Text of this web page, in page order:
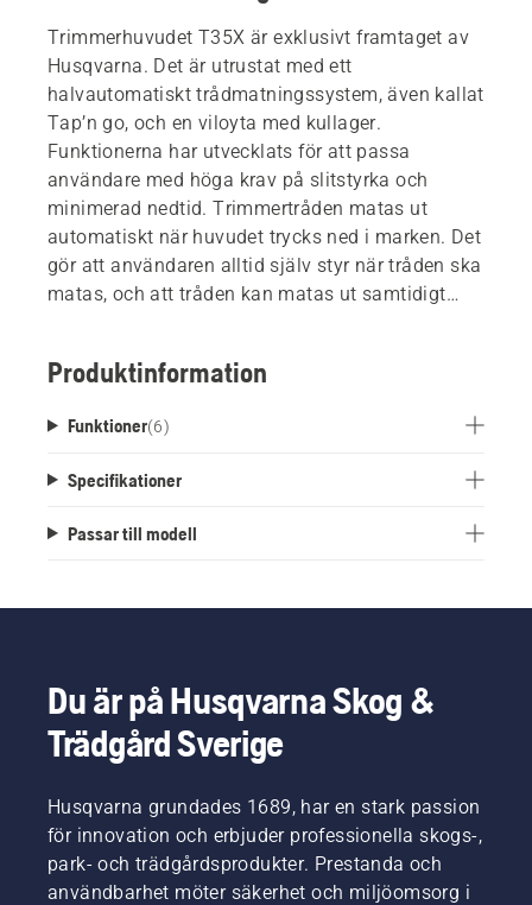
Trimmerhuvudet T35X är exklusivt framtaget av
Husqvarna. Det är utrustat med ett
halvautomatiskt trådmatningssystem, även kallat
Tap’n go, och en viloyta med kullager.
Funktionerna har utvecklats för att passa
användare med höga krav på slitstyrka och
minimerad nedtid. Trimmertråden matas ut
automatiskt när huvudet trycks ned i marken. Det
gör att användaren alltid själv styr när tråden ska
matas, och att tråden kan matas ut samtidigt
Produktinformation
Funktioner(6)
Specifikationer
Passar till modell
Du är på Husqvarna Skog &
Trädgård Sverige
Husqvarna grundades 1689, har en stark passion
för innovation och erbjuder professionella skogs-,
park- och trädgårdsprodukter. Prestanda och
användbarhet möter säkerhet och miljöomsorg i